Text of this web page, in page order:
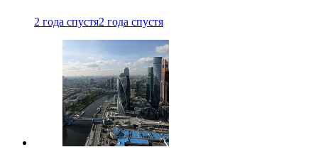
2 года спустя2 года спустя